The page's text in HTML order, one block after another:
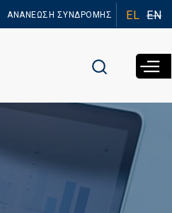
ΑΝΑΝΕΩΣΗ ΣΥΝΔΡΟΜΗΣ EL EN